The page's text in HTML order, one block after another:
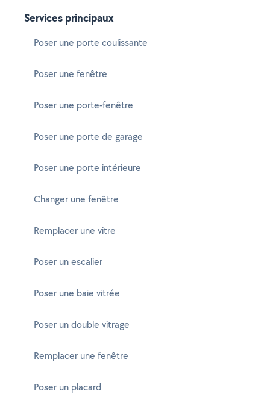
Services principaux
Poser une porte coulissante
Poser une fenêtre
Poser une porte-fenêtre
Poser une porte de garage
Poser une porte intérieure
Changer une fenêtre
Remplacer une vitre
Poser un escalier
Poser une baie vitrée
Poser un double vitrage
Remplacer une fenêtre
Poser un placard